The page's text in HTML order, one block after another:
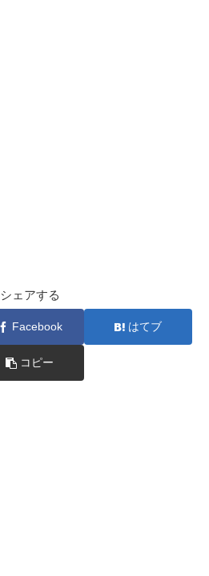
シェアする
Facebook はてブ
コピー